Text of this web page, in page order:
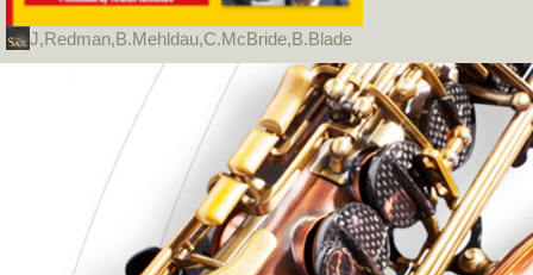
J,Redman,B.Mehldau,C.McBride,B.Blade